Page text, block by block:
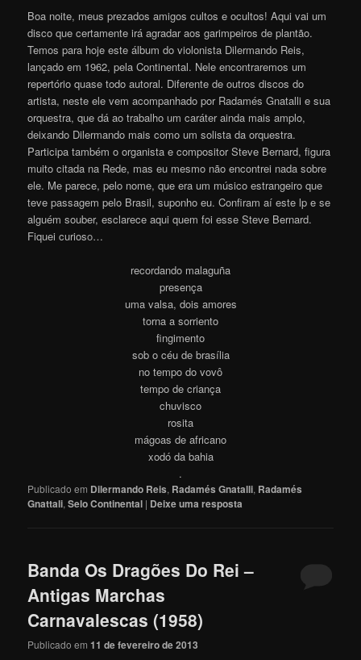
Boa noite, meus prezados amigos cultos e ocultos! Aqui vai um
disco que certamente irá agradar aos garimpeiros de plantão.
Temos para hoje este álbum do violonista Dilermando Reis,
lançado em 1962, pela Continental. Nele encontraremos um
repertório quase todo autoral. Diferente de outros discos do
artista, neste ele vem acompanhado por Radamés Gnatalli e sua
orquestra, que dá ao trabalho um caráter ainda mais amplo,
deixando Dilermando mais como um solista da orquestra.
Participa também o organista e compositor Steve Bernard, figura
muito citada na Rede, mas eu mesmo não encontrei nada sobre
ele. Me parece, pelo nome, que era um músico estrangeiro que
teve passagem pelo Brasil, suponho eu. Confiram aí este lp e se
alguém souber, esclarece aqui quem foi esse Steve Bernard.
Fiquei curioso…
recordando malaguña
presença
uma valsa, dois amores
torna a sorriento
fingimento
sob o céu de brasília
no tempo do vovô
tempo de criança
chuvisco
rosita
mágoas de africano
xodó da bahia
.
Publicado em Dilermando Reis, Radamés Gnatalli, Radamés
Gnattali,Selo Continental | Deixe uma resposta
Banda Os Dragões Do Rei –
Antigas Marchas
Carnavalescas (1958)
Publicado em11 de fevereiro de 2013